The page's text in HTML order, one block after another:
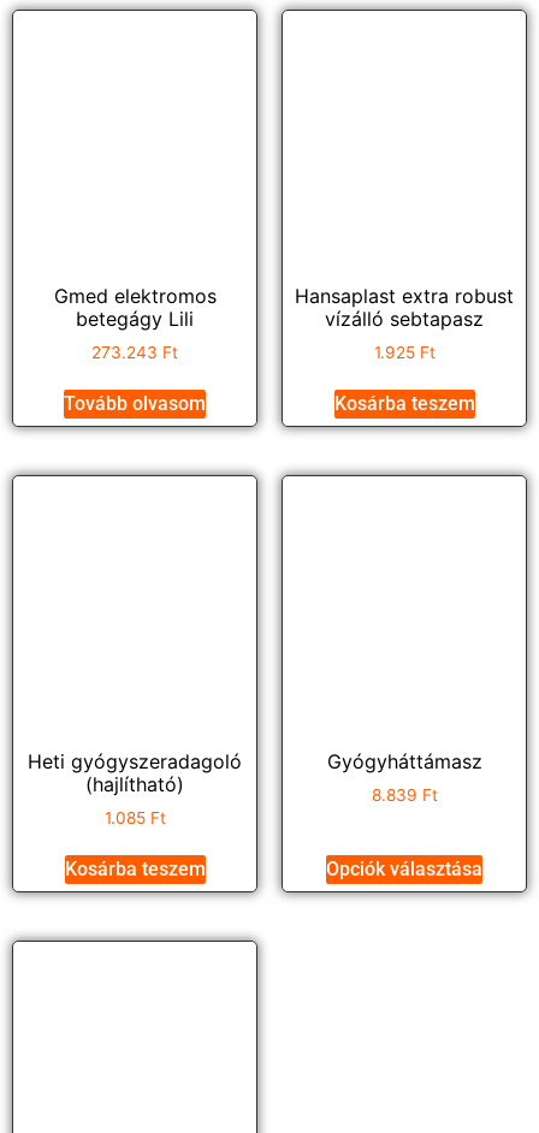
Gmed elektromos
betegágy Lili
273.243 Ft
Tovább olvasom
Hansaplast extra robust
vízálló sebtapasz
1.925 Ft
Kosárba teszem
Heti gyógyszeradagoló
(hajlítható)
1.085 Ft
Kosárba teszem
Gyógyháttámasz
8.839 Ft
Opciók választása